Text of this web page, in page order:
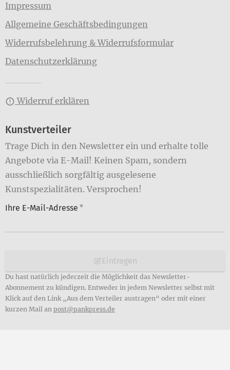
Impressum
Allgemeine Geschäftsbedingungen
Widerrufsbelehrung & Widerrufsformular
Datenschutzerklärung
Widerruf erklären
Kunstverteiler
Trage Dich in den Newsletter ein und erhalte tolle
Angebote via E-Mail! Keinen Spam, sondern
ausschließlich sorgfältig ausgelesene
Kunstspezialitäten. Versprochen!
Ihre E-Mail-Adresse *
Eintragen
Du hast natürlich jederzeit die Möglichkeit das Newsletter-
Abonnement zu kündigen. Entweder in jedem Newsletter selbst mit
Klick auf den Link „Aus dem Verteiler austragen“ oder mit einer
kurzen Mail an post@pankpress.de